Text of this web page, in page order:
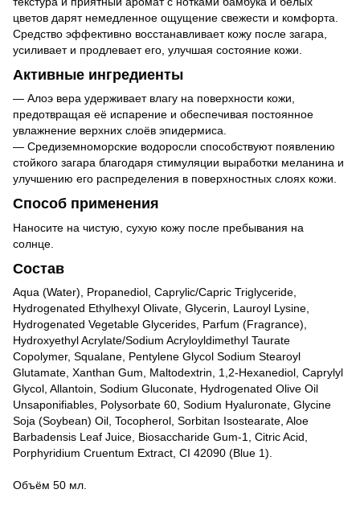
цветов дарят немедленное ощущение свежести и комфорта.
Средство эффективно восстанавливает кожу после загара,
усиливает и продлевает его, улучшая состояние кожи.
Активные ингредиенты
— Алоэ вера удерживает влагу на поверхности кожи,
предотвращая её испарение и обеспечивая постоянное
увлажнение верхних слоёв эпидермиса.
— Средиземноморские водоросли способствуют появлению
стойкого загара благодаря стимуляции выработки меланина и
улучшению его распределения в поверхностных слоях кожи.
Способ применения
Наносите на чистую, сухую кожу после пребывания на
солнце.
Состав
Aqua (Water), Propanediol, Caprylic/Capric Triglyceride,
Hydrogenated Ethylhexyl Olivate, Glycerin, Lauroyl Lysine,
Hydrogenated Vegetable Glycerides, Parfum (Fragrance),
Hydroxyethyl Acrylate/Sodium Acryloyldimethyl Taurate
Copolymer, Squalane, Pentylene Glycol Sodium Stearoyl
Glutamate, Xanthan Gum, Maltodextrin, 1,2-Hexanediol, Caprylyl
Glycol, Allantoin, Sodium Gluconate, Hydrogenated Olive Oil
Unsaponifiables, Polysorbate 60, Sodium Hyaluronate, Glycine
Soja (Soybean) Oil, Tocopherol, Sorbitan Isostearate, Aloe
Barbadensis Leaf Juice, Biosaccharide Gum-1, Citric Acid,
Porphyridium Cruentum Extract, CI 42090 (Blue 1).
Объём 50 мл.